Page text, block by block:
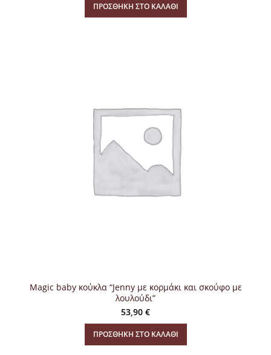
ΠΡΟΣΘΉΚΗ ΣΤΟ ΚΑΛΆΘΙ
Magic baby κούκλα “Jenny με κορμάκι και σκούφο με
λουλούδι”
53,90 €
ΠΡΟΣΘΉΚΗ ΣΤΟ ΚΑΛΆΘΙ